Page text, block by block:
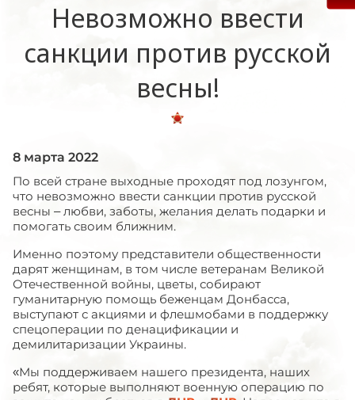
Невозможно ввести
санкции против русской
весны!
8 марта 2022
По всей стране выходные проходят под лозунгом,
что невозможно ввести санкции против русской
весны – любви, заботы, желания делать подарки и
помогать своим ближним.
Именно поэтому представители общественности
дарят женщинам, в том числе ветеранам Великой
Отечественной войны, цветы, собирают
гуманитарную помощь беженцам Донбасса,
выступают с акциями и флешмобами в поддержку
спецоперации по денацификации и
демилитаризации Украины.
«Мы поддерживаем нашего президента, наших
ребят, которые выполняют военную операцию по